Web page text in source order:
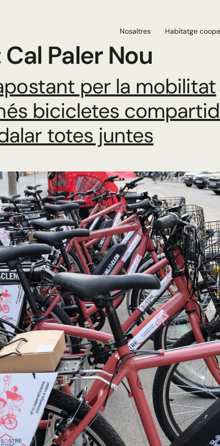
Nosaltres Habitatge
Cal Paler Nou
per la mobilitat
bicicletes
totes juntes